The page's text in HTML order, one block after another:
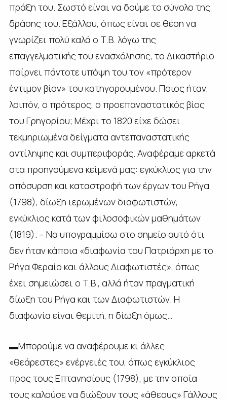
πράξη του. Σωστό είναι να δούμε το σύνολο της
δράσης του. Εξάλλου, όπως είναι σε θέση να
γνωρίζει πολύ καλά ο Τ.Β. λόγω της
επαγγελματικής του ενασχόλησης, το Δικαστήριο
παίρνει πάντοτε υπόψη του τον «πρότερον
έντιμον βίον» του κατηγορουμένου. Ποιος ήταν,
λοιπόν, ο πρότερος, ο προεπαναστατικός βίος
του Γρηγορίου; Μέχρι το 1820 είχε δώσει
τεκμηριωμένα δείγματα αντεπαναστατικής
αντίληψης και συμπεριφοράς. Αναφέραμε αρκετά
στα προηγούμενα κείμενά μας: εγκύκλιος για την
απόσυρση και καταστροφή των έργων του Ρήγα
(1798), δίωξη ιερωμένων διαφωτιστών,
εγκύκλιος κατά των φιλοσοφικών μαθημάτων
(1819). – Να υπογραμμίσω στο σημείο αυτό ότι
δεν ήταν κάποια «διαφωνία του Πατριάρχη με το
Ρήγα Φεραίο και άλλους Διαφωτιστές», όπως
έχει σημειώσει ο Τ.Β., αλλά ήταν πραγματική
δίωξη του Ρήγα και των Διαφωτιστών. Η
διαφωνία είναι θεμιτή, η δίωξη όμως…
▬Μπορούμε να αναφέρουμε κι άλλες
«θεάρεστες» ενέργειές του, όπως εγκύκλιος
προς τους Επτανησίους (1798), με την οποία
τους καλούσε να διώξουν τους «άθεους» Γάλλους